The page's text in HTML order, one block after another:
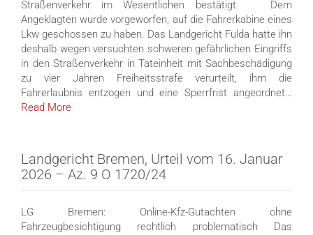
Straßenverkehr im Wesentlichen bestätigt. Dem
Angeklagten wurde vorgeworfen, auf die Fahrerkabine eines
Lkw geschossen zu haben. Das Landgericht Fulda hatte ihn
deshalb wegen versuchten schweren gefährlichen Eingriffs
in den Straßenverkehr in Tateinheit mit Sachbeschädigung
zu vier Jahren Freiheitsstrafe verurteilt, ihm die
Fahrerlaubnis entzogen und eine Sperrfrist angeordnet…
Read More
Landgericht Bremen, Urteil vom 16. Januar
2026 – Az. 9 O 1720/24
LG Bremen: Online-Kfz-Gutachten ohne
Fahrzeugbesichtigung rechtlich problematisch Das